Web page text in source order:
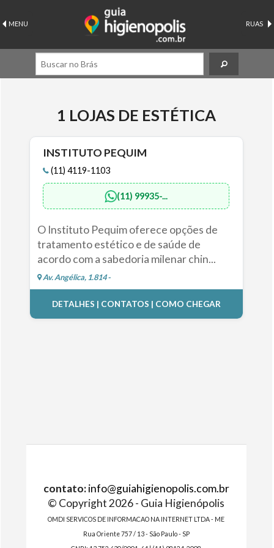
RUAS
MENU
1 LOJAS DE ESTÉTICA
INSTITUTO PEQUIM
(11) 4119-1103
(11) 99935-...
O Instituto Pequim oferece opções de
tratamento estético e de saúde de
acordo com a sabedoria milenar chin...
Av. Angélica, 1.814 -
DETALHES | CONTATOS | COMO CHEGAR
contato: info@guiahigienopolis.com.br
© Copyright 2026 - Guia Higienópolis
OMDI SERVICOS DE INFORMACAO NA INTERNET LTDA - ME
Rua Oriente 757 / 13 - São Paulo - SP